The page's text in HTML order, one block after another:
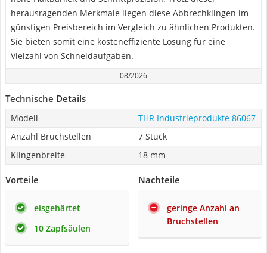
herausragenden Merkmale liegen diese Abbrechklingen im
günstigen Preisbereich im Vergleich zu ähnlichen Produkten.
Sie bieten somit eine kosteneffiziente Lösung für eine
Vielzahl von Schneidaufgaben.
08/2026
Technische Details
Modell
THR Industrieprodukte 86067
Anzahl Bruchstellen
7 Stück
Klingenbreite
18 mm
Vorteile
eisgehärtet
10 Zapfsäulen
Nachteile
geringe Anzahl an
Bruchstellen